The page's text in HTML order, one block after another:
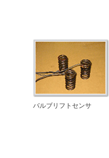
バルブリフトセンサ